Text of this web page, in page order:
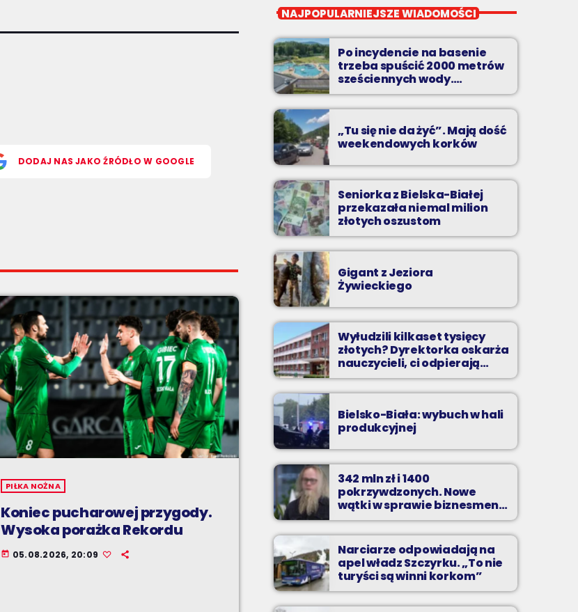
DODAJ NAS JAKO ŹRÓDŁO W GOOGLE
PIŁKA NOŻNA
Koniec pucharowej przygody.
Wysoka porażka Rekordu
today 05.08.2026, 20:09
Noc z Radiem BIELSKO
to właśnie nocą można "upolować" na naszej
antenie prawdziwe muzyczne perełki.
NAJPOPULARNIEJSZE WIADOMOŚCI
Po incydencie na basenie
trzeba spuścić 2000 metrów
sześciennych wody.
„Ogromne koszty i ogromna
praca”
„Tu się nie da żyć”. Mają dość
weekendowych korków
Seniorka z Bielska-Białej
przekazała niemal milion
złotych oszustom
Gigant z Jeziora
Żywieckiego
Wyłudzili kilkaset tysięcy
złotych? Dyrektorka oskarża
nauczycieli, ci odpierają
zarzuty
Bielsko-Biała: wybuch w hali
produkcyjnej
342 mln zł i 1400
pokrzywdzonych. Nowe
wątki w sprawie biznesmena
z Bielska-Białej
Narciarze odpowiadają na
apel władz Szczyrku. „To nie
turyści są winni korkom”